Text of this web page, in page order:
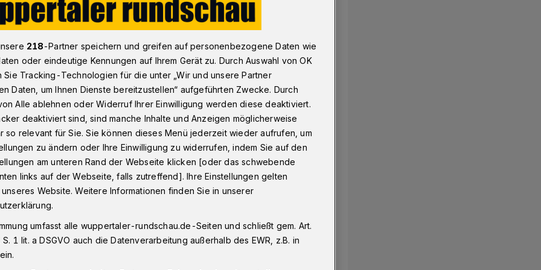
Demo in Wuppertal in Gedenken an die Morde von Hanau
in
die Morde von
Markt beginnt am Mittwoch (19. Februar
Anlass ist der fünfte
Morde von Hanau. Anschließend
218-Partner speichern und greifen auf personenbezogene Daten wie
oder eindeutige Kennungen auf Ihrem Gerät zu. Durch Auswahl von OK
Sie Tracking-Technologien für die unter „Wir und unsere Partner
Daten, um Ihnen Dienste bereitzustellen“ aufgeführten Zwecke. Durch
Alle ablehnen oder Widerruf Ihrer Einwilligung werden diese deaktiviert.
deaktiviert sind, sind manche Inhalte und Anzeigen möglicherweise
so relevant für Sie. Sie können dieses Menü jederzeit wieder aufrufen, um
zu ändern oder Ihre Einwilligung zu widerrufen, indem Sie auf den
am unteren Rand der Webseite klicken [oder das schwebende
links auf der Webseite, falls zutreffend]. Ihre Einstellungen gelten
Website. Weitere Informationen finden Sie in unserer
umfasst alle wuppertaler-rundschau.de-Seiten und schließt gem. Art.
1 lit. a DSGVO auch die Datenverarbeitung außerhalb des EWR, z.B. in